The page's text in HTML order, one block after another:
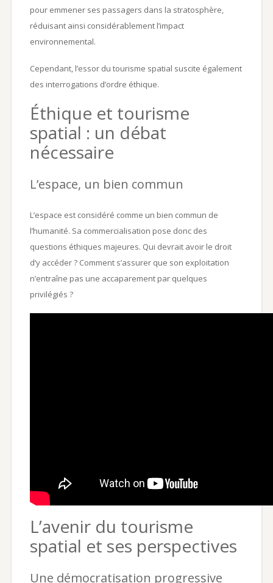
pour emmener ses passagers dans la stratosphère,
réduisant ainsi considérablement l’impact
environnemental.
Cependant, l’essor du tourisme spatial suscite également
des interrogations d’ordre éthique.
Éthique et tourisme
spatial : un débat
nécessaire
L’espace, un bien commun
L’espace est considéré comme un bien commun de
l’humanité. Sa commercialisation pose donc des
questions éthiques majeures. Qui devrait avoir le droit
d’y accéder ? Comment s’assurer que son exploitation
n’entraîne pas une accaparement par quelques
privilégiés ?
L’avenir du tourisme
spatial et ses perspectives
Une démocratisation progressive